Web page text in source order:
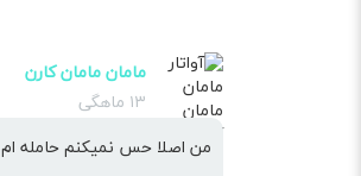
مامان مامان کارن
۱۳ ماهگی
من اصلا حس نمیکنم حامله ام